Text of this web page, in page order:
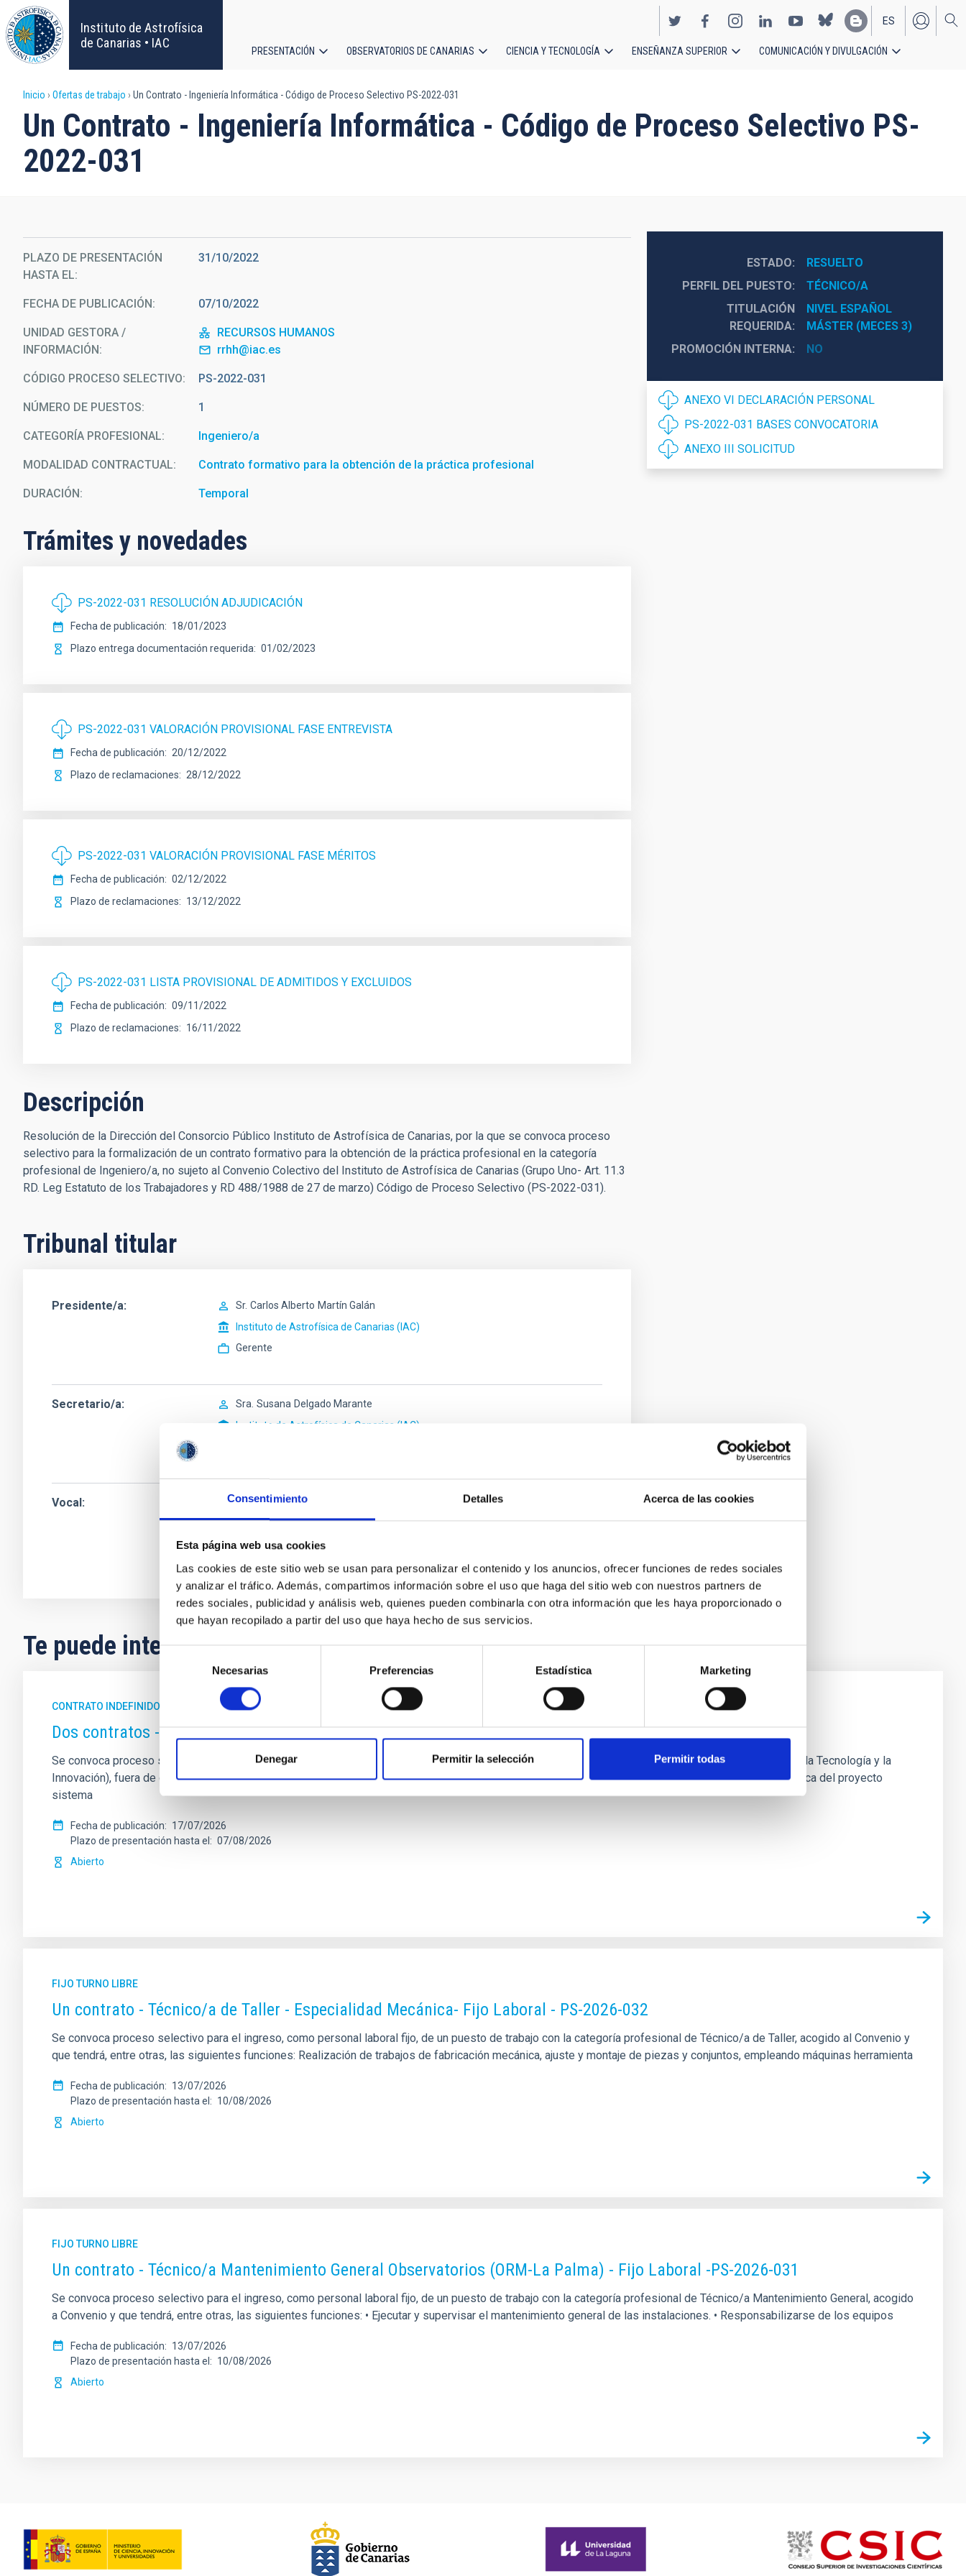
Consentimiento Detalles Acerca de las cookies
Esta página web usa cookies
Las cookies de este sitio web se usan para personalizar el contenido y los anuncios, ofrecer funciones de redes sociales
y analizar el tráfico. Además, compartimos información sobre el uso que haga del sitio web con nuestros partners de
redes sociales, publicidad y análisis web, quienes pueden combinarla con otra información que les haya proporcionado o
que hayan recopilado a partir del uso que haya hecho de sus servicios.
Selección
consentimiento
Necesarias Preferencias Estadística Marketing
Denegar Permitir la selección Permitir todas
Pasar
al
contenido
principal
Instituto de Astrofísica
de Canarias • IAC
EN
ES
principal
PRESENTACIÓN OBSERVATORIOS DE CANARIAS CIENCIA Y TECNOLOGÍA ENSEÑANZA SUPERIOR COMUNICACIÓN Y DIVULGACIÓN
Sobrescribir
enlaces
de
a
la
navegación
Inicio Ofertas de trabajo Un Contrato - Ingeniería Informática - Código de Proceso Selectivo PS-2022-031
Un Contrato - Ingeniería Informática - Código de Proceso Selectivo PS-
2022-031
PLAZO DE PRESENTACIÓN
HASTA EL
31/10/2022
FECHA DE PUBLICACIÓN 07/10/2022
UNIDAD GESTORA /
INFORMACIÓN
RECURSOS HUMANOS
rrhh@iac.es
CÓDIGO PROCESO SELECTIVO PS-2022-031
NÚMERO DE PUESTOS 1
CATEGORÍA PROFESIONAL Ingeniero/a
MODALIDAD CONTRACTUAL Contrato formativo para la obtención de la práctica profesional
DURACIÓN Temporal
Trámites y novedades
PS-2022-031 RESOLUCIÓN ADJUDICACIÓN
Fecha de publicación
18/01/2023
Plazo entrega documentación requerida
01/02/2023
PS-2022-031 VALORACIÓN PROVISIONAL FASE ENTREVISTA
Fecha de publicación
20/12/2022
Plazo de reclamaciones
28/12/2022
PS-2022-031 VALORACIÓN PROVISIONAL FASE MÉRITOS
Fecha de publicación
02/12/2022
Plazo de reclamaciones
13/12/2022
PS-2022-031 LISTA PROVISIONAL DE ADMITIDOS Y EXCLUIDOS
Fecha de publicación
09/11/2022
Plazo de reclamaciones
16/11/2022
Descripción
Resolución de la Dirección del Consorcio Público Instituto de Astrofísica de Canarias, por la que se convoca proceso
selectivo para la formalización de un contrato formativo para la obtención de la práctica profesional en la categoría
profesional de Ingeniero/a, no sujeto al Convenio Colectivo del Instituto de Astrofísica de Canarias (Grupo Uno- Art. 11.3
RD. Leg Estatuto de los Trabajadores y RD 488/1988 de 27 de marzo) Código de Proceso Selectivo (PS-2022-031).
Tribunal titular
Presidente/a Sr. Carlos Alberto Martín Galán
Instituto de Astrofísica de Canarias (IAC)
Gerente
Secretario/a Sra. Susana Delgado Marante
Instituto de Astrofísica de Canarias (IAC)
Vocal Sr. Justo Luna López
Instituto de Astrofísica de Canarias (IAC)
Ingeniero/a
ESTADO
RESUELTO
PERFIL DEL PUESTO
TÉCNICO/A
TITULACIÓN
REQUERIDA
NIVEL ESPAÑOL
MÁSTER (MECES 3)
PROMOCIÓN INTERNA
NO
ANEXO VI DECLARACIÓN PERSONAL
PS-2022-031 BASES CONVOCATORIA
ANEXO III SOLICITUD
Te puede interesar
CONTRATO INDEFINIDO
Dos contratos - Ingeniería Especialidad Mecánica- GTCAO.PS-2026-057
Se convoca proceso selectivo para formalizar un contrato laboral de duración indefinida (Artículo 23bis de la Ley 14/2011, de 1 de junio, de la Ciencia, la Tecnología y la
Innovación), fuera de convenio, por el sistema general de acceso libre y que tendrá, entre otras, las siguientes funciones: Dentro del equipo de mecánica del proyecto
sistema
Fecha de publicación
17/07/2026
Plazo de presentación hasta el
07/08/2026
Abierto
FIJO TURNO LIBRE
Un contrato - Técnico/a de Taller - Especialidad Mecánica- Fijo Laboral - PS-2026-032
Se convoca proceso selectivo para el ingreso, como personal laboral fijo, de un puesto de trabajo con la categoría profesional de Técnico/a de Taller, acogido al Convenio y
que tendrá, entre otras, las siguientes funciones: Realización de trabajos de fabricación mecánica, ajuste y montaje de piezas y conjuntos, empleando máquinas herramienta
Fecha de publicación
13/07/2026
Plazo de presentación hasta el
10/08/2026
Abierto
FIJO TURNO LIBRE
Un contrato - Técnico/a Mantenimiento General Observatorios (ORM-La Palma) - Fijo Laboral -PS-2026-031
Se convoca proceso selectivo para el ingreso, como personal laboral fijo, de un puesto de trabajo con la categoría profesional de Técnico/a Mantenimiento General, acogido
a Convenio y que tendrá, entre otras, las siguientes funciones: • Ejecutar y supervisar el mantenimiento general de las instalaciones. • Responsabilizarse de los equipos
Fecha de publicación
13/07/2026
Plazo de presentación hasta el
10/08/2026
Abierto